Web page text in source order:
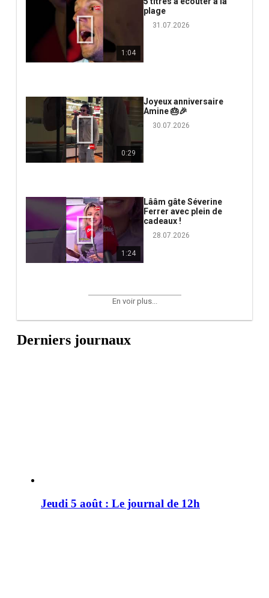
1:04
plage
31.07.2026
0:29
Joyeux anniversaire
Amine 🎂🎉
30.07.2026
1:24
Lââm gâte Séverine
Ferrer avec plein de
cadeaux !
28.07.2026
En voir plus...
Derniers journaux
Jeudi 5 août : Le journal de 12h